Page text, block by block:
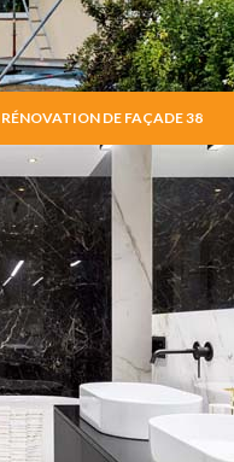
RÉNOVATION DE FAÇADE 38